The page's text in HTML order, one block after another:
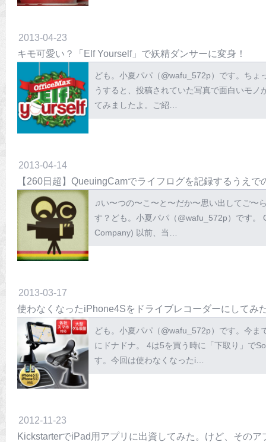
2013-04-23
キモ可愛い？「Elf Yourself」で妖精ダンサーに変身！
ども。小夏パパ（@wafu_572p）です。ち
うすると、投稿されていた写真で面白いモ
てみましたよ。ご紹…
2013-04-14
【260日超】QueuingCamでライフログを記録するうえ
♫い〜つの〜こ〜と〜だか〜思い出してご〜
す？ども。小夏パパ（@wafu_572p）です
Company) 以前、当…
2013-03-17
使わなくなったiPhone4Sをドライブレコーダーにしてみ
ども。小夏パパ（@wafu_572p）です。今
にドナドナ。 4は5を買う時に「下取り」で
す。今回は使わなくなったi…
2012-11-23
KickstarterでiPad用アプリに出資してみた。けど、その